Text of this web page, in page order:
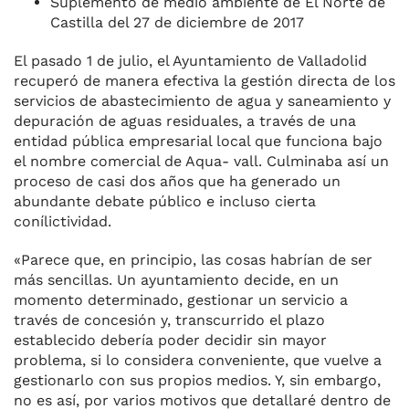
Castilla del 27 de diciembre de 2017
El pasado 1 de julio, el Ayuntamiento de Valladolid
recu­peró de manera efectiva la gestión directa de los
servicios de abaste­cimiento de agua y saneamiento y
depuración de aguas residuales, a través de una
entidad pública empresarial local que funciona bajo
el nombre comercial de Aqua- vall. Culminaba así un
proceso de casi dos años que ha generado un
abundante debate público e inclu­so cierta
conílictividad.
«Parece que, en principio, las co­sas habrían de ser
más sencillas. Un ayuntamiento decide, en un
momento determinado, gestionar un servicio a
través de concesión y, transcurrido el plazo
estableci­do debería poder decidir sin ma­yor
problema, si lo considera con­veniente, que vuelve a
gestionar­lo con sus propios medios. Y, sin embargo,
no es así, por varios mo­tivos que detallaré dentro de